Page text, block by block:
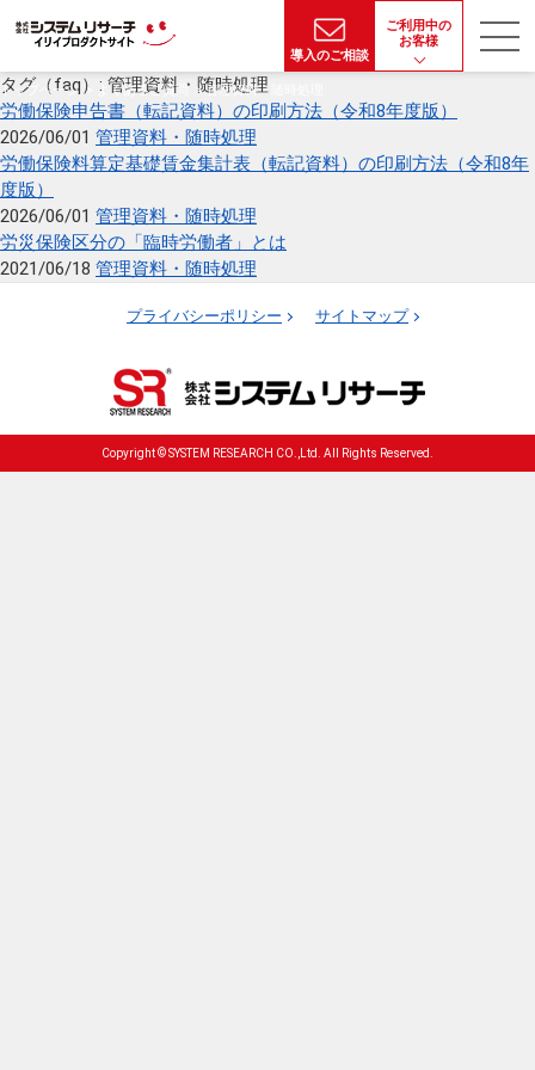
導入のご相談
ご利用中の
お客様
トップページ よくあるご質問 管理資料・随時処理
タグ（faq）: 管理資料・随時処理
労働保険申告書（転記資料）の印刷方法（令和8年度版）
2026/06/01 管理資料・随時処理
労働保険料算定基礎賃金集計表（転記資料）の印刷方法（令和8年
度版）
2026/06/01 管理資料・随時処理
労災保険区分の「臨時労働者」とは
2021/06/18 管理資料・随時処理
プライバシーポリシー サイトマップ
Copyright © SYSTEM RESEARCH CO.,Ltd. All Rights Reserved.